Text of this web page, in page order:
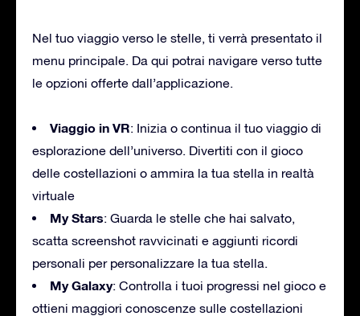
Nel tuo viaggio verso le stelle, ti verrà presentato il
menu principale. Da qui potrai navigare verso tutte
le opzioni offerte dall’applicazione.
Viaggio in VR: Inizia o continua il tuo viaggio di
esplorazione dell’universo. Divertiti con il gioco
delle costellazioni o ammira la tua stella in realtà
virtuale
My Stars: Guarda le stelle che hai salvato,
scatta screenshot ravvicinati e aggiunti ricordi
personali per personalizzare la tua stella.
My Galaxy: Controlla i tuoi progressi nel gioco e
ottieni maggiori conoscenze sulle costellazioni